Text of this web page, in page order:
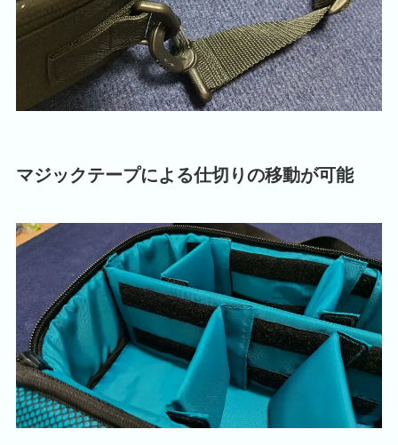
マジックテープによる仕切りの移動が可能